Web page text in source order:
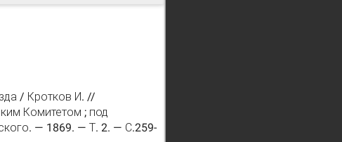
/ Кротков И. //
Комитетом ; под
— 1869. — Т. 2. — С.259-